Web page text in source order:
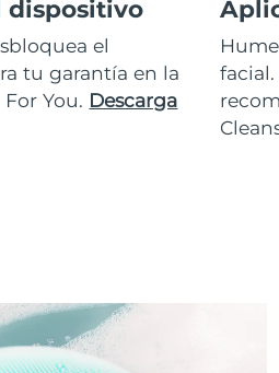
dispositivo
el
tu garantía en la
You. Descarga